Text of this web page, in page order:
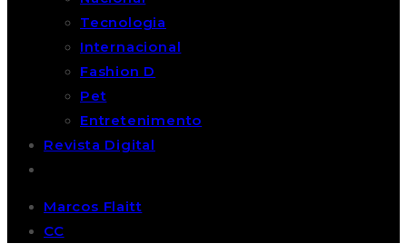
Tecnologia
Internacional
Fashion D
Pet
Entretenimento
Revista Digital
Marcos Flaitt
CC